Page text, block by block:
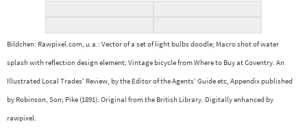
Bildchen: Rawpixel.com, u.a.: Vector of a set of light bulbs doodle; Macro shot of water
splash with reflection design element; Vintage bicycle from Where to Buy at Coventry. An
Illustrated Local Trades‘ Review, by the Editor of the Agents‘ Guide etc, Appendix published
by Robinson, Son; Pike (1891). Original from the British Library. Digitally enhanced by
rawpixel.